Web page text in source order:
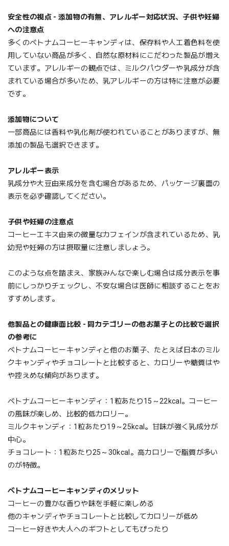
安全性の視点 - 添加物の有無、アレルギー対応状況、子供や妊婦
への注意点
多くのベトナムコーヒーキャンディは、保存料や人工着色料を使
用していない商品が多く、自然な原材料にこだわった製品が増え
ています。アレルギーの観点では、ミルクパウダーや乳成分が含
まれている場合が多いため、乳アレルギーの方は特に注意が必要
です。
添加物について
一部商品には香料や乳化剤が使われていることがありますが、無
添加の製品も選択できます。
アレルギー表示
乳成分や大豆由来成分を含む場合があるため、パッケージ裏面の
表示を必ず確認してください。
子供や妊婦の注意点
コーヒーエキス由来の微量なカフェインが含まれているため、乳
幼児や妊婦の方は摂取量に注意しましょう。
このような点を踏まえ、家族みんなで楽しむ場合は成分表示を事
前にしっかりチェックし、不安な場合は医師に相談することをお
すすめします。
他製品との健康面比較 - 同カテゴリーの他お菓子との比較で選択
の参考に
ベトナムコーヒーキャンディと他のお菓子、たとえば日本のミル
クキャンディやチョコレートと比較すると、カロリーや糖質はや
や控えめな傾向があります。
ベトナムコーヒーキャンディ：1粒あたり15～22kcal。コーヒー
の風味が楽しめ、比較的低カロリー。
ミルクキャンディ：1粒あたり19～25kcal。甘味が強く乳成分が
中心。
チョコレート：1粒あたり25～30kcal。高カロリーで脂質が多い
のが特徴。
ベトナムコーヒーキャンディのメリット
コーヒーの豊かな香りや味を手軽に楽しめる
他のキャンディやチョコレートと比較してカロリーが低め
コーヒー好きや大人へのギフトとしてもぴったり